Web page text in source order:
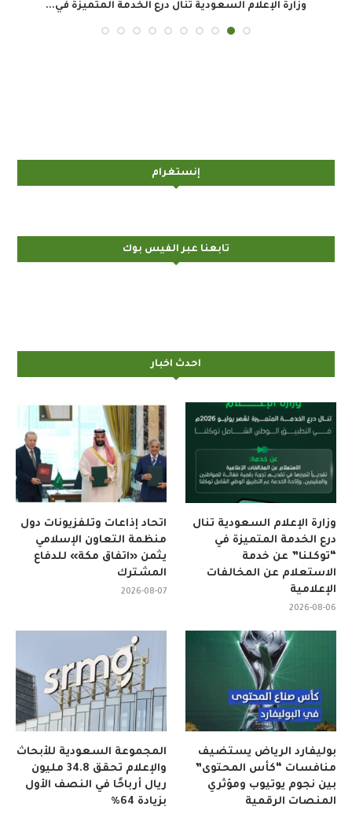
وزارة الإعلام السعودية تنال درع الخدمة المتميزة في...
إنستغرام
تابعنا عبر الفيس بوك
احدث اخبار
اتحاد إذاعات وتلفزيونات دول
منظمة التعاون الإسلامي
يثمن «اتفاق مكة» للدفاع
المشترك
2026-08-07
وزارة الإعلام السعودية تنال
درع الخدمة المتميزة في
“توكلنا” عن خدمة
الاستعلام عن المخالفات
الإعلامية
2026-08-06
المجموعة السعودية للأبحاث
والإعلام تحقق 34.8 مليون
ريال أرباحًا في النصف الأول
بزيادة 64%
بوليفارد الرياض يستضيف
منافسات “كأس المحتوى”
بين نجوم يوتيوب ومؤثري
المنصات الرقمية